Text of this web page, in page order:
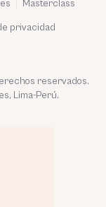
Masterclass
privacidad
reservados.
Lima-Perú.